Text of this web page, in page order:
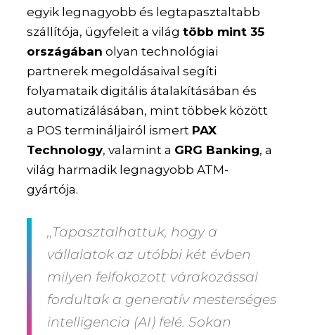
egyik legnagyobb és legtapasztaltabb
szállítója, ügyfeleit a világtöbb mint 35
országában olyan technológiai
partnerek megoldásaival segíti
folyamataik digitális átalakításában és
automatizálásában, mint többek között
a POS termináljairól ismert PAX
Technology, valamint a GRG Banking, a
világ harmadik legnagyobb ATM-
gyártója.
,,Tapasztalhattuk, hogy a
vállalatok az utóbbi két évben
milyen felfokozott várakozással
fordultak a generatív mesterséges
intelligencia (AI) felé. Sokan